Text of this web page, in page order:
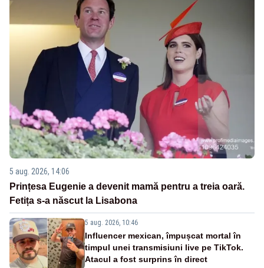
5 aug. 2026, 14:06
Prințesa Eugenie a devenit mamă pentru a treia oară.
Fetița s-a născut la Lisabona
5 aug. 2026, 10:46
Influencer mexican, împușcat mortal în
timpul unei transmisiuni live pe TikTok.
Atacul a fost surprins în direct